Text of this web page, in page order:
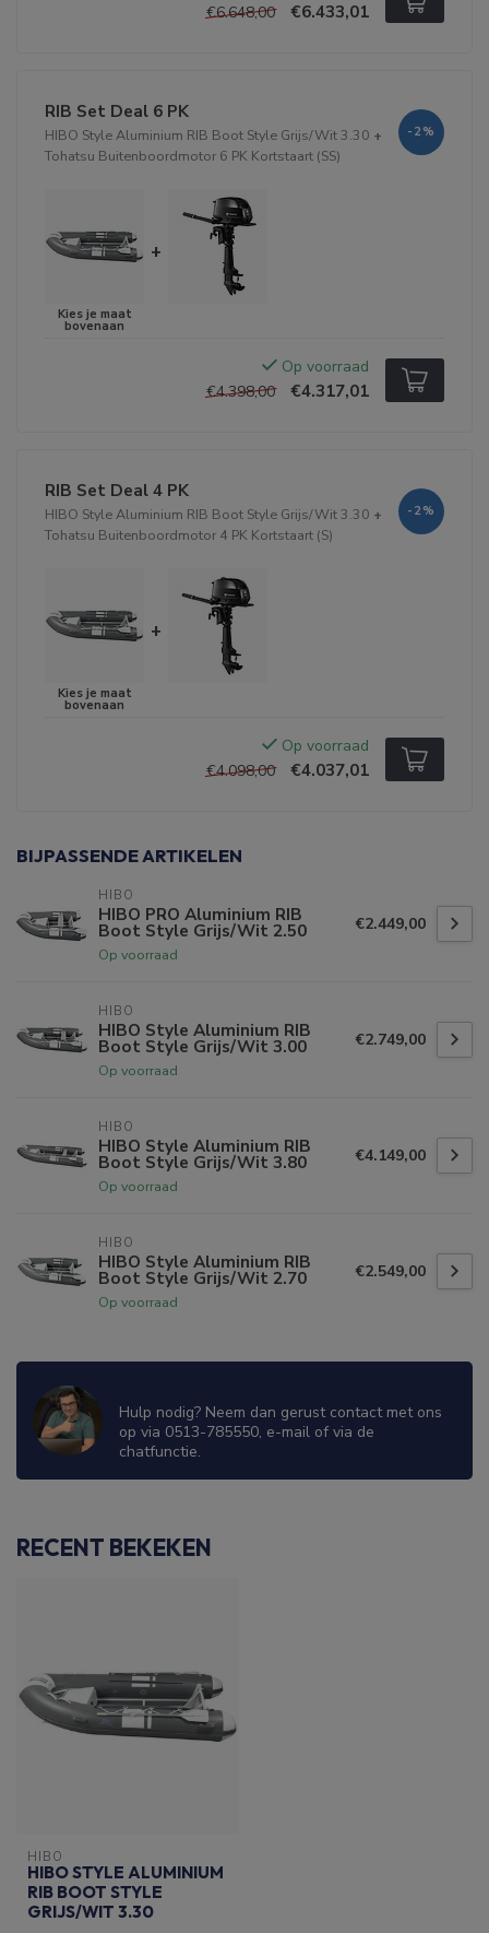
€6.648,00 €6.433,01
RIB Set Deal 6 PK
HIBO Style Aluminium RIB Boot Style Grijs/Wit 3.30 +
Tohatsu Buitenboordmotor 6 PK Kortstaart (SS)
-2%
+
Op voorraad
€4.398,00
€4.317,01
RIB Set Deal 4 PK
HIBO Style Aluminium RIB Boot Style Grijs/Wit 3.30 +
Tohatsu Buitenboordmotor 4 PK Kortstaart (S)
-2%
+
Op voorraad
€4.098,00
€4.037,01
BIJPASSENDE ARTIKELEN
HIBO
HIBO PRO Aluminium RIB
Boot Style Grijs/Wit 2.50
Op voorraad
€2.449,00
HIBO
HIBO Style Aluminium RIB
Boot Style Grijs/Wit 3.00
Op voorraad
€2.749,00
HIBO
HIBO Style Aluminium RIB
Boot Style Grijs/Wit 3.80
Op voorraad
€4.149,00
HIBO
HIBO Style Aluminium RIB
Boot Style Grijs/Wit 2.70
Op voorraad
€2.549,00
Hulp nodig? Neem dan gerust contact met ons
op via 0513-785550, e-mail of via de
chatfunctie.
RECENT BEKEKEN
HIBO
HIBO STYLE ALUMINIUM
RIB BOOT STYLE
GRIJS/WIT 3.30